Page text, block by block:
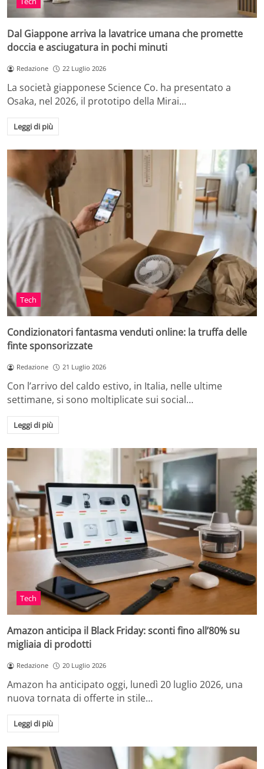
Dal Giappone arriva la lavatrice umana che promette
doccia e asciugatura in pochi minuti
Redazione 22 Luglio 2026
La società giapponese Science Co. ha presentato a
Osaka, nel 2026, il prototipo della Mirai…
Leggi di più
Tech
Condizionatori fantasma venduti online: la truffa delle
finte sponsorizzate
Redazione 21 Luglio 2026
Con l’arrivo del caldo estivo, in Italia, nelle ultime
settimane, si sono moltiplicate sui social…
Leggi di più
Tech
Amazon anticipa il Black Friday: sconti fino all’80% su
migliaia di prodotti
Redazione 20 Luglio 2026
Amazon ha anticipato oggi, lunedì 20 luglio 2026, una
nuova tornata di offerte in stile…
Leggi di più